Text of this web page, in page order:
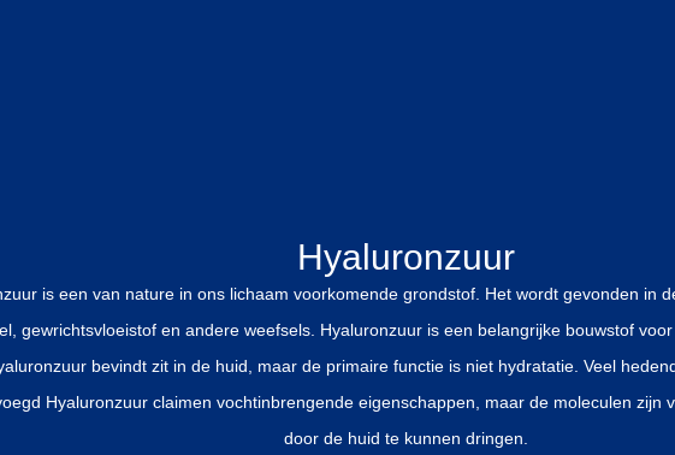
Hyaluronzuur
is een van nature in ons lichaam voorkomende grondstof. Het wordt gevonden in
gewrichtsvloeistof en andere weefsels. Hyaluronzuur is een belangrijke bouwstof
bevindt zit in de huid, maar de primaire functie is niet hydratatie. Veel
Hyaluronzuur claimen vochtinbrengende eigenschappen, maar de moleculen zijn
door de huid te kunnen dringen.